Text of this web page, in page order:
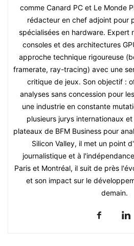
comme Canard PC et Le Monde
rédacteur en chef adjoint pour
spécialisées en hardware. Expert
consoles et des architectures
approche technique rigoureuse
framerate, ray-tracing) avec une
critique de jeux. Son objectif :
analyses sans concession pour
une industrie en constante
plusieurs jurys internationaux
plateaux de BFM Business pour
Silicon Valley, il met un point
journalistique et à
Paris et Montréal, il suit de près
et son impact sur le
demain.